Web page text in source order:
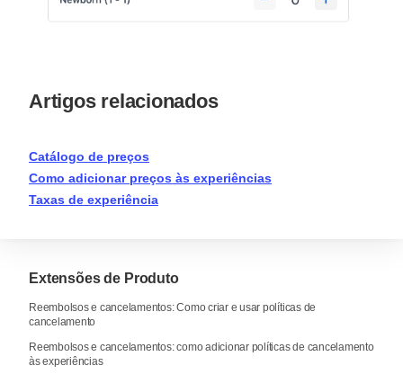
Artigos relacionados
Catálogo de preços
Como adicionar preços às experiências
Taxas de experiência
Extensões de Produto
Reembolsos e cancelamentos: Como criar e usar políticas de
cancelamento
Reembolsos e cancelamentos: como adicionar políticas de cancelamento
às experiências